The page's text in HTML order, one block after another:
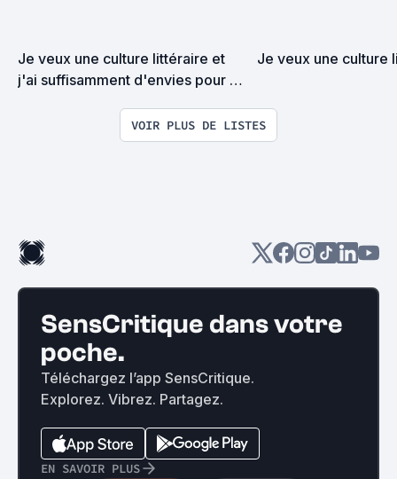
Je veux une culture littéraire et
j'ai suffisamment d'envies pour
Je veux une culture
VOIR PLUS DE LISTES
SensCritique dans votre
poche.
Téléchargez l’app SensCritique.
Explorez. Vibrez. Partagez.
EN SAVOIR PLUS